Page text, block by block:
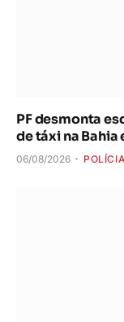
PF desmonta
de táxi na
06/08/2026 POLÍCIA